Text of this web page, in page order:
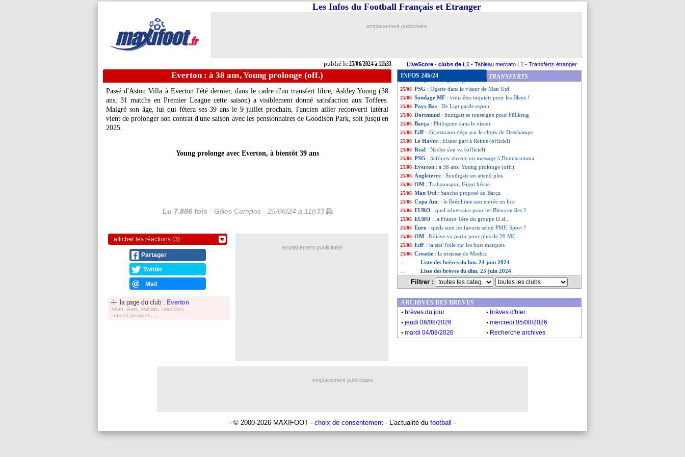
publié le25/06/2024 à 11h33
Les Infos du Football Français et Etranger
emplacement publicitaire
LiveScore - clubs de L1 - Tableau mercato L1 - Transferts étranger
Everton : à 38 ans, Young prolonge (off.)
Passé d'Aston Villa à Everton l'été dernier, dans le cadre d'un transfert libre, Ashley Young(38
ans, 31 matchs en Premier League cette saison) a visiblement donné satisfaction aux Toffees.
Malgré son âge, lui qui fêtera ses 39 ans le 9 juillet prochain, l'ancien ailier reconverti latéral
vient de prolonger son contrat d'une saison avec les pensionnaires de Goodison Park, soit jusqu'en
2025.
Young prolonge avec Everton, à bientôt 39 ans
Lu 7.886 fois - Gilles Campos - 25/06/24 à 11h33
afficher les réactions (3)
Partager
Twitter
Mail
la page du club : Everton
bilan, stats, réultats, calendrier,
effectif, tranferts, ...
INFOS 24h/24 TRANSFERTS
25/06 EURO: Pays-Bas-Autriche, les compos
25/06 EURO: France-Pologne, les compos
25/06 EdF: Griezmann va-t-il dépasser Thuram ?
25/06 Reims: Elsner explique son choix
25/06 EdF: Mbappé sera titulaire, Barcola aussi ?
: Rodriguez, ça sent très bon
25/06 PSG : Ugarte dans le viseur de Man Utd
25/06 Sondage MF : vous êtes inquiets pour les Bleus !
25/06 Pays-Bas : De Ligt garde espoir
25/06 Dortmund : Stuttgart se renseigne pour Füllkrug
25/06 Barça : Philogene dans le viseur
25/06 EdF : Griezmann déçu par le choix de Deschamps
25/06 Le Havre : Elsner part à Reims (officiel)
25/06 Real : Nacho s'en va (officiel)
25/06 PSG : Safonov envoie un message à Donnarumma
25/06 Everton : à 38 ans, Young prolonge (off.)
25/06 Angleterre : Southgate en attend plus
25/06 OM : Trabzonspor, Gigot hésite
25/06 Man Utd : Sancho proposé au Barça
25/06 Copa Am. : le Brésil rate son entrée en lice
25/06 EURO : quel adversaire pour les Bleus en 8es ?
25/06 EURO : la France 1ère du groupe D si...
25/06 Euro : quels sont les favoris selon PMU Sport ?
25/06 OM : Ndiaye va partir pour plus de 20 M€
25/06 EdF : la stat' folle sur les buts marqués
25/06 Croatie : la tristesse de Modric
Liste des brèves du lun. 24 juin 2024
Liste des brèves du dim. 23 juin 2024
Filtrer :
emplacement publicitaire
ARCHIVES DES BREVES
. brèves du jour . brèves d'hier
. jeudi 06/08/2026 . mercredi 05/08/2026
. mardi 04/08/2026 . Recherche archives
emplacement publicitaire
- © 2000-2026 MAXIFOOT - choix de consentement - L'actualité du football -